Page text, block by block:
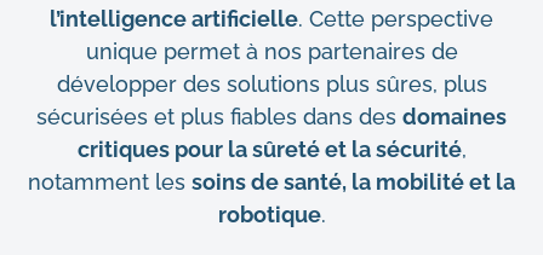
l’intelligence artificielle. Cette perspective
unique permet à nos partenaires de
développer des solutions plus sûres, plus
sécurisées et plus fiables dans des domaines
critiques pour la sûreté et la sécurité,
notamment les soins de santé, la mobilité et la
robotique.